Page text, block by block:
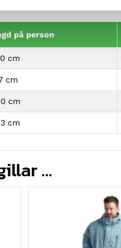
på person
cm
cm
cm
cm
…